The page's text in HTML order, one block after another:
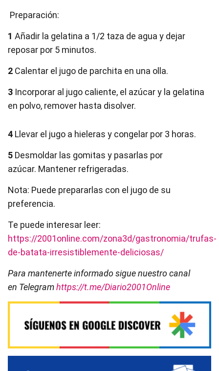
Preparación:
1 Añadir la gelatina a 1/2 taza de agua y dejar
reposar por 5 minutos.
2 Calentar el jugo de parchita en una olla.
3 Incorporar al jugo caliente, el azúcar y la gelatina
en polvo, remover hasta disolver.
4 Llevar el jugo a hieleras y congelar por 3 horas.
5 Desmoldar las gomitas y pasarlas por
azúcar. Mantener refrigeradas.
Nota: Puede prepararlas con el jugo de su
preferencia.
Te puede interesar leer:
https://2001online.com/zona3d/gastronomia/trufas-
de-batata-irresistiblemente-deliciosas/
Para mantenerte informado sigue nuestro canal
en Telegramhttps://t.me/Diario2001Online